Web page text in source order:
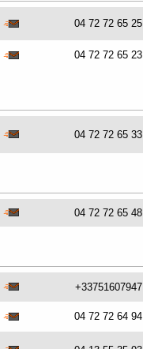
04 72 72 65 25
04 72 72 65 23
04 72 72 65 33
04 72 72 65 48
+33751607947
04 72 72 64 94